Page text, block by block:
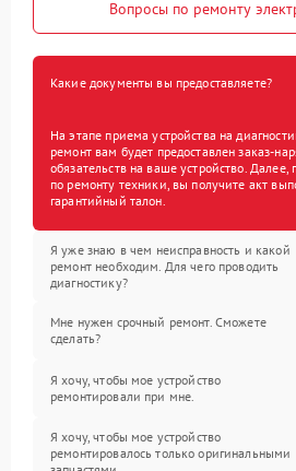
Вопросы по ремонту
Какие документы вы предоставляете?
На этапе приема устройства на
ремонт вам будет предоставлен заказ-
обязательств на ваше устройство.
по ремонту техники, вы получите акт
гарантийный талон.
Я уже знаю в чем неисправность и какой
ремонт необходим. Для чего проводить
диагностику?
Мне нужен срочный ремонт. Сможете
сделать?
Я хочу, чтобы мое устройство
ремонтировали при мне.
Я хочу, чтобы мое устройство
ремонтировалось только оригинальными